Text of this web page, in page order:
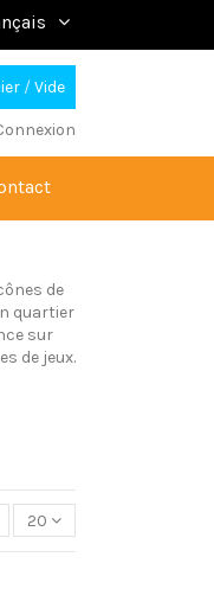
/Vide
de
quartier
sur
de jeux.
20